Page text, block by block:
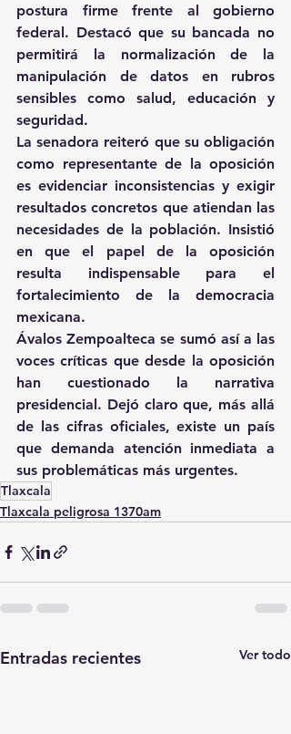
postura firme frente al gobierno
federal. Destacó que su bancada no
permitirá la normalización de la
manipulación de datos en rubros
sensibles como salud, educación y
seguridad.
La senadora reiteró que su obligación
como representante de la oposición
es evidenciar inconsistencias y exigir
resultados concretos que atiendan las
necesidades de la población. Insistió
en que el papel de la oposición
resulta indispensable para el
fortalecimiento de la democracia
mexicana.
Ávalos Zempoalteca se sumó así a las
voces críticas que desde la oposición
han cuestionado la narrativa
presidencial. Dejó claro que, más allá
de las cifras oficiales, existe un país
que demanda atención inmediata a
sus problemáticas más urgentes.
Tlaxcala
Tlaxcala peligrosa 1370am
Entradas recientes Ver todo